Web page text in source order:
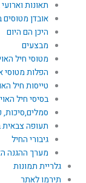
תאונות
אובדן
היכן הם היום
מבצעים
מטוסי חיל
הפלות מטוסי
טייסות חיל
בסיסי חיל
סמלים,סיכות,
תעופה
גיבורי החיל
מערך ההגנה
גלריית תמונות
תירמו לאתר